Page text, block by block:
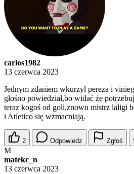
carlos1982
13 czerwca 2023
Jednym zdaniem wkurzyl pereza i
głośno powiedział,bo widać że
teraz kogoś od goli,znowu mistrz laligi
i Atletico się wzmacniają.
2 Odpowiedz Zgłoś
M
matekc_n
13 czerwca 2023